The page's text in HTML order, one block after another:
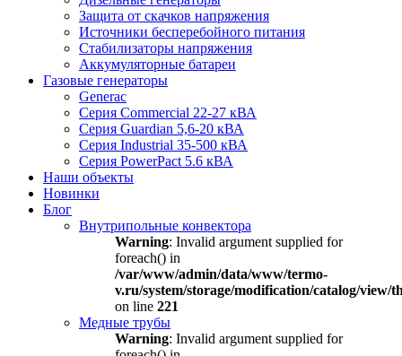
Защита от скачков напряжения
Источники бесперебойного питания
Стабилизаторы напряжения
Аккумуляторные батареи
Газовые генераторы
Generac
Серия Commercial 22-27 кВА
Серия Guardian 5,6-20 кВА
Серия Industrial 35-500 кВА
Серия PowerPact 5.6 кВА
Наши объекты
Новинки
Блог
Внутрипольные конвектора
Warning: Invalid argument supplied for
foreach() in
/var/www/admin/data/www/termo-
v.ru/system/storage/modification/catalog/view/
on line 221
Медные трубы
Warning: Invalid argument supplied for